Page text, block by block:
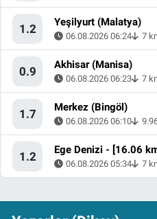
1.2 Yeşilyurt (Malatya)
06.08.2026 06:24 7
0.9 Akhisar (Manisa)
06.08.2026 06:23 7
1.7 Merkez (Bingöl)
06.08.2026 06:10
1.2 Ege Denizi - [16.06
06.08.2026 05:34 7